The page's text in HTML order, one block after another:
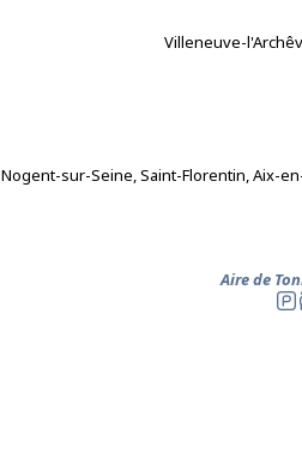
Villeneuve-
Nogent-sur-Seine, Saint-Florentin, Aix-
Aire de